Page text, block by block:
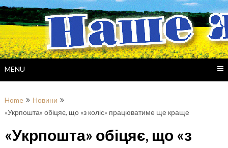
Skip
to
content
MENU
Home
Новини
«Укрпошта» обіцяє, що «з коліс» працюватиме ще краще
«Укрпошта» обіцяє, що «з